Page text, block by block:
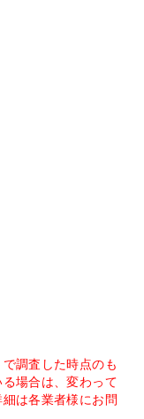
調査した時点のも
場合は、変わって
は各業者様にお問